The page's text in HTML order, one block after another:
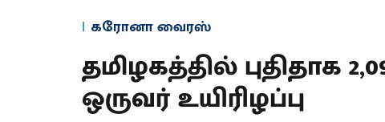
கரோனா வைரஸ்
தமிழகத்தில் புதிதாக
ஒருவர் உயிரிழப்பு